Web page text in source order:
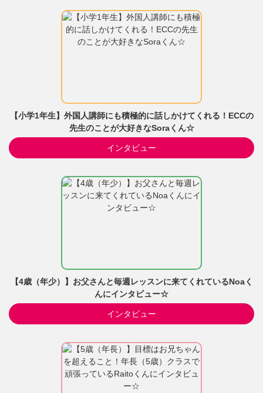
【小学1年生】外国人講師にも積極的に話しかけてくれる！ECCの
先生のことが大好きなSoraくん☆
インタビュー
【4歳（年少）】お父さんと毎週レッスンに来てくれているNoaく
んにインタビュー☆
インタビュー